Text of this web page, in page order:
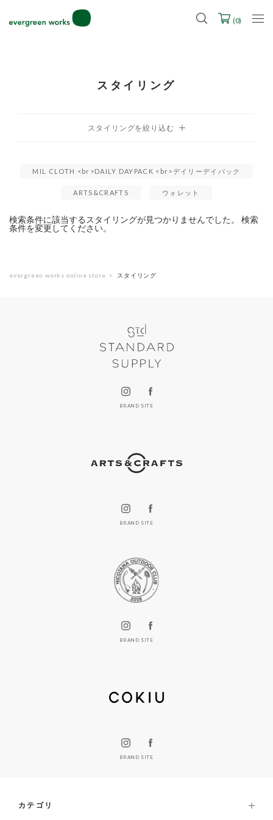
2027年ご入学用ランドセル受注会スケジュール
(0)
スタイリング
MIL CLOTH <br>DAILY DAYPACK <br>デイリーデイパック
ARTS&CRAFTS ウォレット
検索条件に該当するスタイリングが見つかりませんでした。 検索
条件を変更してください。
evergreen works online store スタイリング
BRAND SITE
BRAND SITE
BRAND SITE
BRAND SITE
カテゴリ